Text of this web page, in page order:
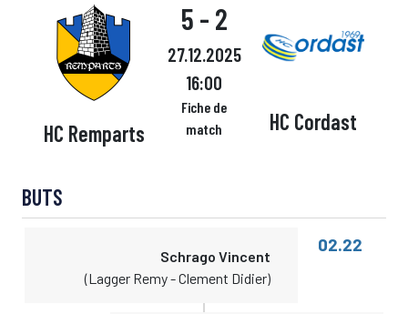
HC Remparts
5 - 2
27.12.2025
16:00
Fiche de
match
HC Cordast
BUTS
Schrago Vincent
(Lagger Remy - Clement Didier)
02.22